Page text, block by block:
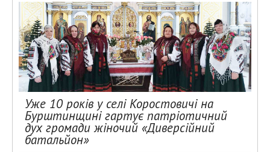
Уже 10 років у селі Коростовичі на
Бурштинщині гартує патріотичний
дух громади жіночий «Диверсійний
батальйон»